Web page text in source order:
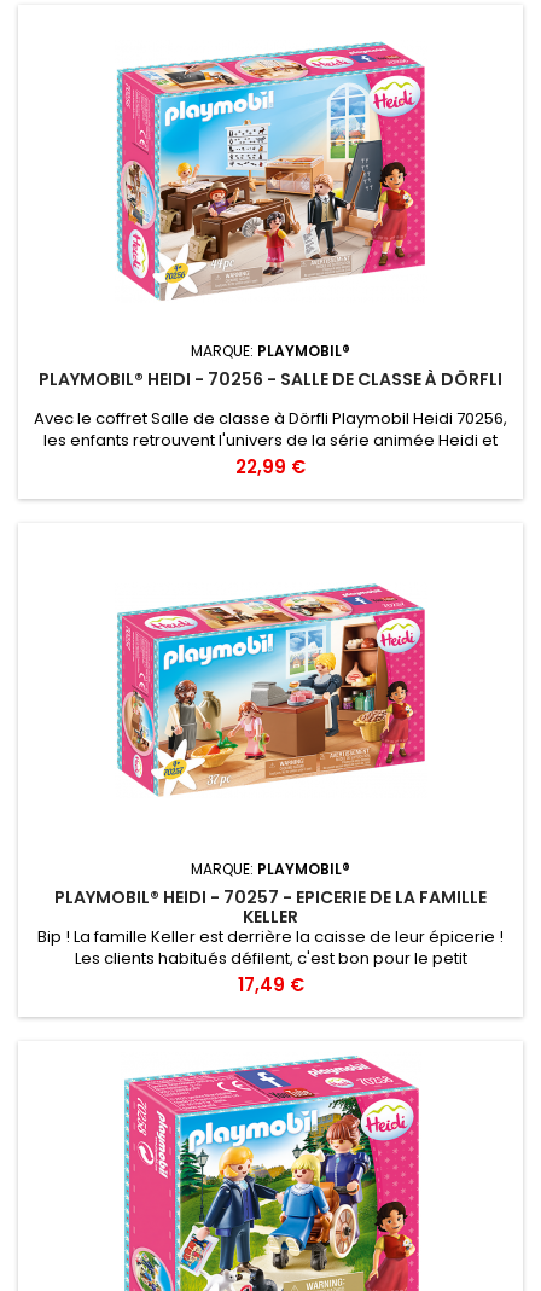
MARQUE: PLAYMOBIL®
PLAYMOBIL® HEIDI - 70256 - SALLE DE CLASSE À DÖRFLI
Avec le coffret Salle de classe à Dörfli Playmobil Heidi 70256,
les enfants retrouvent l'univers de la série animée Heidi et
ses personnages attachants. Aujourd'hui, c'est la rentrée !
Heidi et ses camarades retournent à l'école. Leurs parents
leur ont acheté des cartables tout neufs avec toutes les
Prix
22,99 €
MARQUE: PLAYMOBIL®
PLAYMOBIL® HEIDI - 70257 - EPICERIE DE LA FAMILLE
KELLER
Bip ! La famille Keller est derrière la caisse de leur épicerie !
Les clients habitués défilent, c'est bon pour le petit
commerce de la famille ! Épicerie de la famille Keller -
Playmobil 70257 comprend trois personnages, un comptoir,
une caisse, une étagère et des accessoires (pain, sac de
Prix
17,49 €